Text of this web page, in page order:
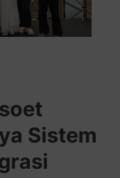
Sistem